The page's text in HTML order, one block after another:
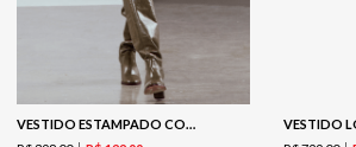
VESTIDO ESTAMPADO COM ARGOLA E AMARRAÇÃO FRONTAL-EST CASHMERE PINCELADO